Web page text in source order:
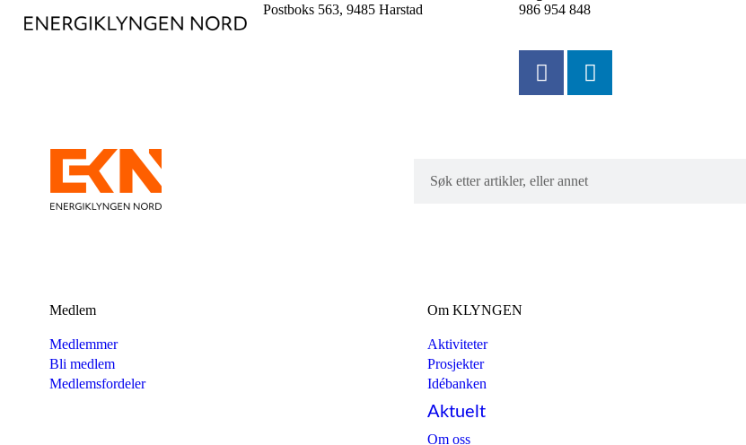
Postboks 563, 9485 Harstad
986 954 848
Medlem
Medlemmer
Bli medlem
Medlemsfordeler
Om KLYNGEN
Aktiviteter
Prosjekter
Idébanken
Aktuelt
Om oss